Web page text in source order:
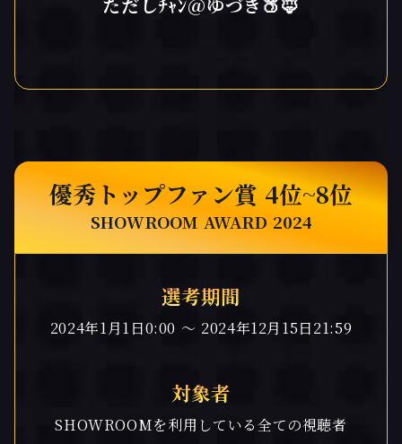
優秀トップファン賞 4位~8位
SHOWROOM AWARD 2024
選考期間
2024年1月1日0:00 〜 2024年12月15日21:59
対象者
SHOWROOMを利用している全ての視聴者